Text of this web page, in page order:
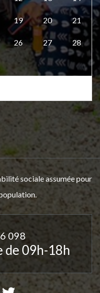
19 20 21
26 27 28
sociale assumée pour
098
de 09h-18h